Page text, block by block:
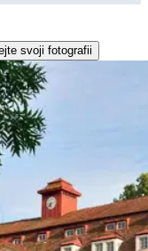
svoji fotografii